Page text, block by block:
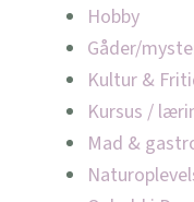
Hobby
Gåder/
Kultur &
Kursus /
Mad &